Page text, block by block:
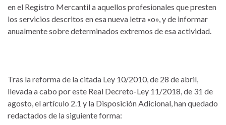
en el Registro Mercantil a aquellos profesionales que presten
los servicios descritos en esa nueva letra «o», y de informar
anualmente sobre determinados extremos de esa actividad.
Tras la reforma de la citada Ley 10/2010, de 28 de abril,
llevada a cabo por este Real Decreto-Ley 11/2018, de 31 de
agosto, el artículo 2.1 y la Disposición Adicional, han quedado
redactados de la siguiente forma: